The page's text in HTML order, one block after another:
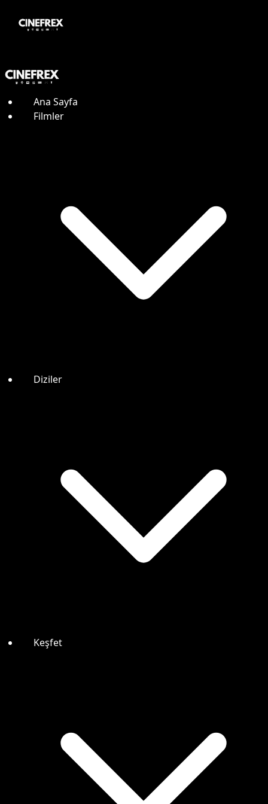
Ana Sayfa
Filmler
Diziler
Keşfet